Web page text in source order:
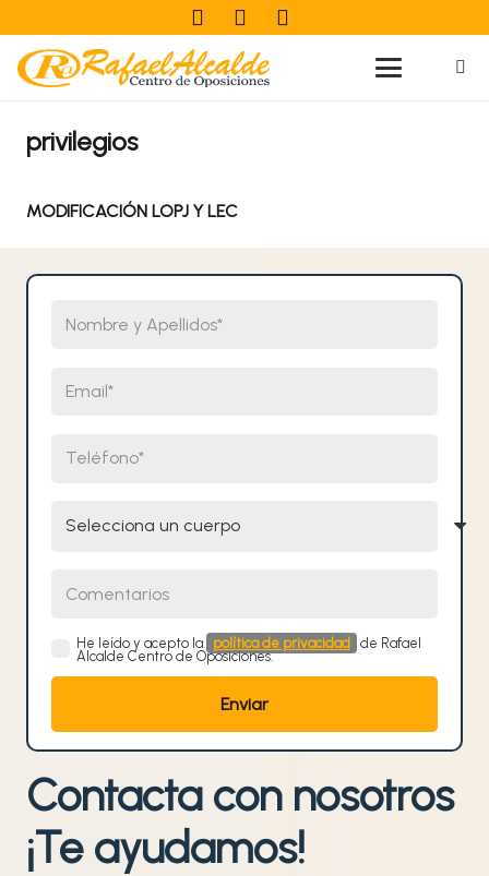
privilegios
MODIFICACIÓN LOPJ Y LEC
He leído y acepto la política de privacidad
de Rafael
Alcalde Centro de Oposiciones.
Contacta con nosotros
¡Te ayudamos!